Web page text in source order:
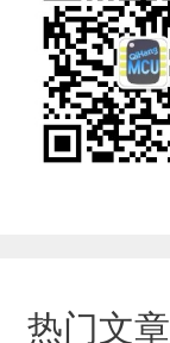
热门文章